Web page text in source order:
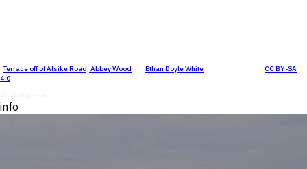
"Terrace off of Alsike Road, Abbey Wood Ethan Doyle White
CC BY-SA
4.0
info